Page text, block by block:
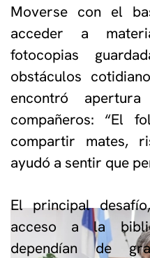
Moverse con el
acceder a
fotocopias
obstáculos
encontró
compañeros: “El
compartir mates,
ayudó a sentir que
El principal
acceso a la
dependían de